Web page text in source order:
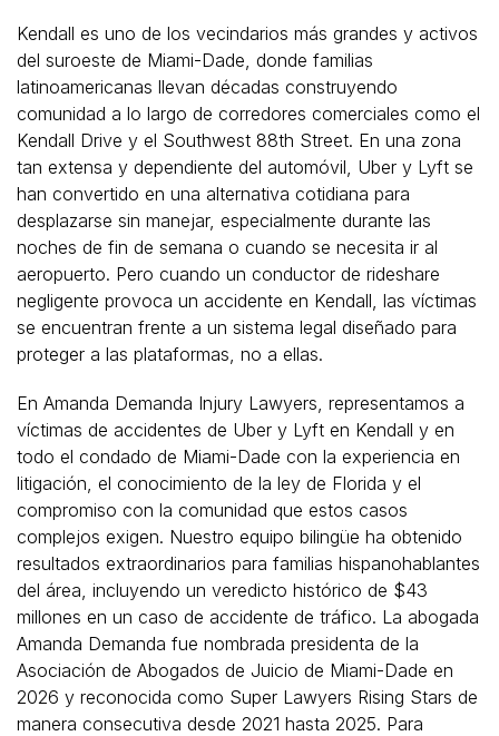
Kendall es uno de los vecindarios más grandes y activos
del suroeste de Miami-Dade, donde familias
latinoamericanas llevan décadas construyendo
comunidad a lo largo de corredores comerciales como el
Kendall Drive y el Southwest 88th Street. En una zona
tan extensa y dependiente del automóvil, Uber y Lyft se
han convertido en una alternativa cotidiana para
desplazarse sin manejar, especialmente durante las
noches de fin de semana o cuando se necesita ir al
aeropuerto. Pero cuando un conductor de rideshare
negligente provoca un accidente en Kendall, las víctimas
se encuentran frente a un sistema legal diseñado para
proteger a las plataformas, no a ellas.
En Amanda Demanda Injury Lawyers, representamos a
víctimas de accidentes de Uber y Lyft en Kendall y en
todo el condado de Miami-Dade con la experiencia en
litigación, el conocimiento de la ley de Florida y el
compromiso con la comunidad que estos casos
complejos exigen. Nuestro equipo bilingüe ha obtenido
resultados extraordinarios para familias hispanohablantes
del área, incluyendo un veredicto histórico de $43
millones en un caso de accidente de tráfico. La abogada
Amanda Demanda fue nombrada presidenta de la
Asociación de Abogados de Juicio de Miami-Dade en
2026 y reconocida como Super Lawyers Rising Stars de
manera consecutiva desde 2021 hasta 2025. Para